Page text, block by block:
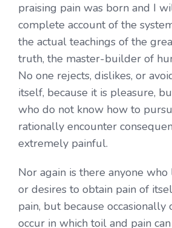
praising pain was born and I
complete account of the
the actual teachings of the
truth, the master-builder of
No one rejects, dislikes, or
itself, because it is pleasure,
who do not know how to
rationally encounter
extremely painful.
Nor again is there anyone
or desires to obtain pain of
pain, but because occasionally
occur in which toil and pain